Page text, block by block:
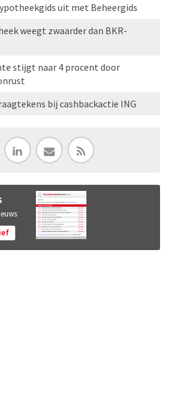
uit met Beheergids
weegt zwaarder dan BKR-
stijgt naar 4 procent door
bij cashbackactie ING